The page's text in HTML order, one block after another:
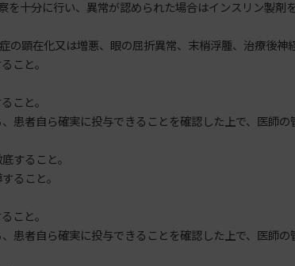
十分に行い、異常が認められた場合はインスリン製剤
顕在化又は増悪、眼の屈折異常、末梢浮腫、治療後神
こと。
こと。
患者自ら確実に投与できることを確認した上で、医師の
すること。
ること。
こと。
患者自ら確実に投与できることを確認した上で、医師の